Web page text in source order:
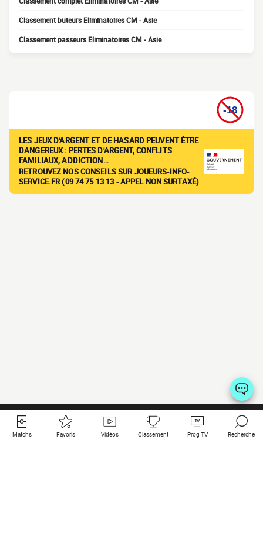
Classement buteurs Eliminatoires CM - Asie
Classement passeurs Eliminatoires CM - Asie
LES JEUX D'ARGENT ET DE HASARD PEUVENT ÊTRE
DANGEREUX : PERTES D'ARGENT, CONFLITS
FAMILIAUX, ADDICTION…
RETROUVEZ NOS CONSEILS SUR JOUEURS-INFO-
SERVICE.FR (09 74 75 13 13 - APPEL NON SURTAXÉ)
Matchs Favoris Vidéos Classement Prog TV Recherche